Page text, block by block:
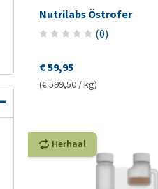
Nutrilabs Östrofer
(0)
€ 59,95
(€ 599,50 / kg)
Herhaal